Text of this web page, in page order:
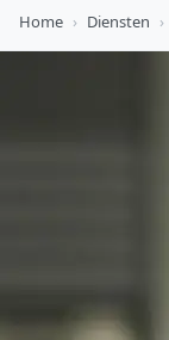
Home › Diensten ›